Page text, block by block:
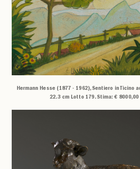
Hermann Hesse (1877 - 1962), Sentiero in Ticino
22.3 cm Lotto 179. Stima: € 8000,00